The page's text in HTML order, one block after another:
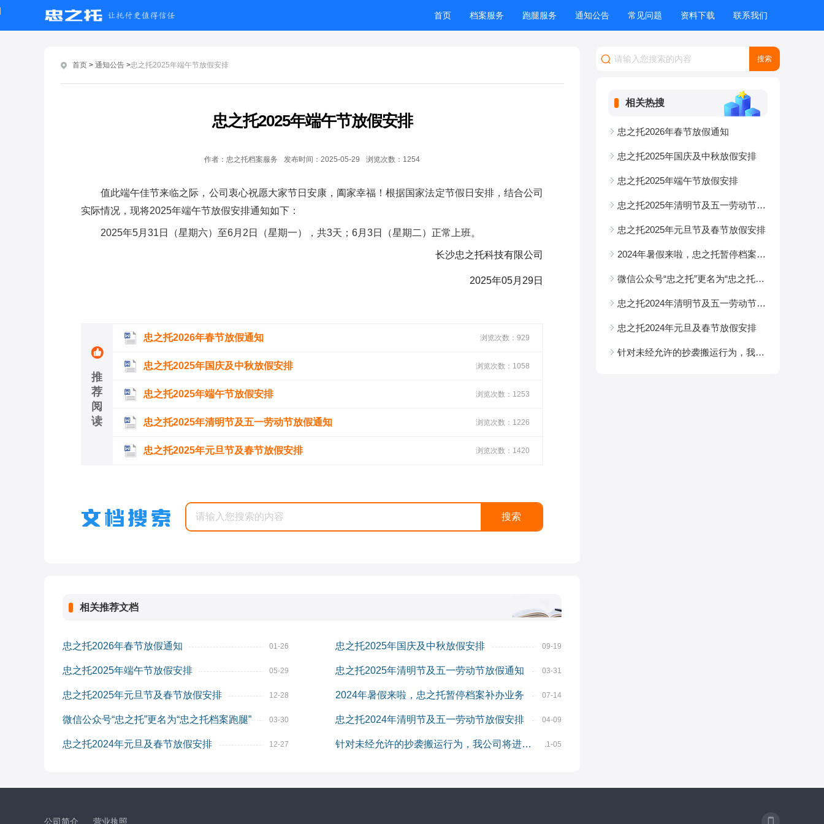
首页 档案服务 跑腿服务 通知公告 常见问题 资料下载 联系我们
首页 > 通知公告 >忠之托2025年端午节放假安排
忠之托2025年端午节放假安排
作者：忠之托档案服务 发布时间： 2025-05-29 浏览次数： 1254
值此端午佳节来临之际，公司衷心祝愿大家节日安康，阖家幸福！根据国家法定节假日安排，结合公司
实际情况，现将2025年端午节放假安排通知如下：
‌2025年5月31日（星期六）至6月2日（星期一），共3天；6月3日（星期二）正常上班。
长沙忠之托科技有限公司
2025年05月29日
推
荐
阅
读
忠之托2026年春节放假通知 浏览次数：929
忠之托2025年国庆及中秋放假安排 浏览次数：1058
忠之托2025年端午节放假安排 浏览次数：1253
忠之托2025年清明节及五一劳动节放假通知 浏览次数：1226
忠之托2025年元旦节及春节放假安排 浏览次数：1420
相关推荐文档
忠之托2026年春节放假通知 01-26 忠之托2025年国庆及中秋放假安排 09-19
忠之托2025年端午节放假安排 05-29 忠之托2025年清明节及五一劳动节放假通知 03-31
忠之托2025年元旦节及春节放假安排 12-28 2024年暑假来啦，忠之托暂停档案补办业务 07-14
微信公众号“忠之托”更名为“忠之托档案跑腿” 03-30 忠之托2024年清明节及五一劳动节放假安排 04-09
忠之托2024年元旦及春节放假安排 12-27 针对未经允许的抄袭搬运行为，我公司将进行维权 11-05
相关热搜
忠之托2026年春节放假通知
忠之托2025年国庆及中秋放假安排
忠之托2025年端午节放假安排
忠之托2025年清明节及五一劳动节放假通知
忠之托2025年元旦节及春节放假安排
2024年暑假来啦，忠之托暂停档案补办业务
微信公众号“忠之托”更名为“忠之托档案跑腿”
忠之托2024年清明节及五一劳动节放假安排
忠之托2024年元旦及春节放假安排
针对未经允许的抄袭搬运行为，我公司将进行维权
公司简介 营业执照